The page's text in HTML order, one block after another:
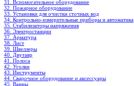
31. Вспомогательное оборудование
32. Пожарное оборудование
33. Установки для очистки сточных вод
34. Контрольно-измерительные приборы и автоматика
35. Стабилизаторы напряжения
36. Электростанции
37. Арматура
38. Лист
39. Швеллеры
40. Двутавр
41. Полоса
42. Уголки
43. Инструменты
44. Сварочное оборудование и аксессуары
45. Ванны